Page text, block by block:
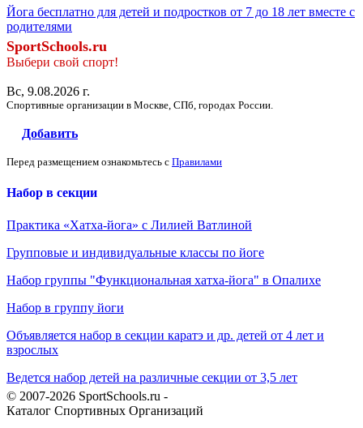
Йога бесплатно для детей и подростков от 7 до 18 лет вместе с
родителями
SportSchools.ru
Выбери свой спорт!
Вс, 9.08.2026 г.
Спортивные организации в Москве, СПб, городах России.
Добавить
Перед размещением ознакомьтесь с Правилами
Набор в секции
Практика «Хатха-йога» с Лилией Ватлиной
Групповые и индивидуальные классы по йоге
Набор группы "Функциональная хатха-йога" в Опалихе
Набор в группу йоги
Объявляется набор в секции каратэ и др. детей от 4 лет и
взрослых
Ведется набор детей на различные секции от 3,5 лет
© 2007-2026 SportSchools.ru -
Каталог Спортивных Организаций